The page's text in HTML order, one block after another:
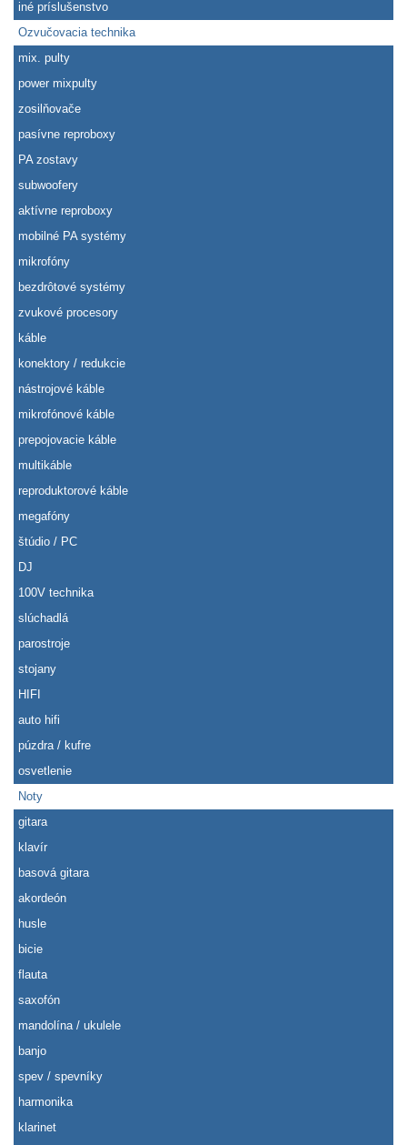
iné príslušenstvo
Ozvučovacia technika
mix. pulty
power mixpulty
zosilňovače
pasívne reproboxy
PA zostavy
subwoofery
aktívne reproboxy
mobilné PA systémy
mikrofóny
bezdrôtové systémy
zvukové procesory
káble
konektory / redukcie
nástrojové káble
mikrofónové káble
prepojovacie káble
multikáble
reproduktorové káble
megafóny
štúdio / PC
DJ
100V technika
slúchadlá
parostroje
stojany
HIFI
auto hifi
púzdra / kufre
osvetlenie
Noty
gitara
klavír
basová gitara
akordeón
husle
bicie
flauta
saxofón
mandolína / ukulele
banjo
spev / spevníky
harmonika
klarinet